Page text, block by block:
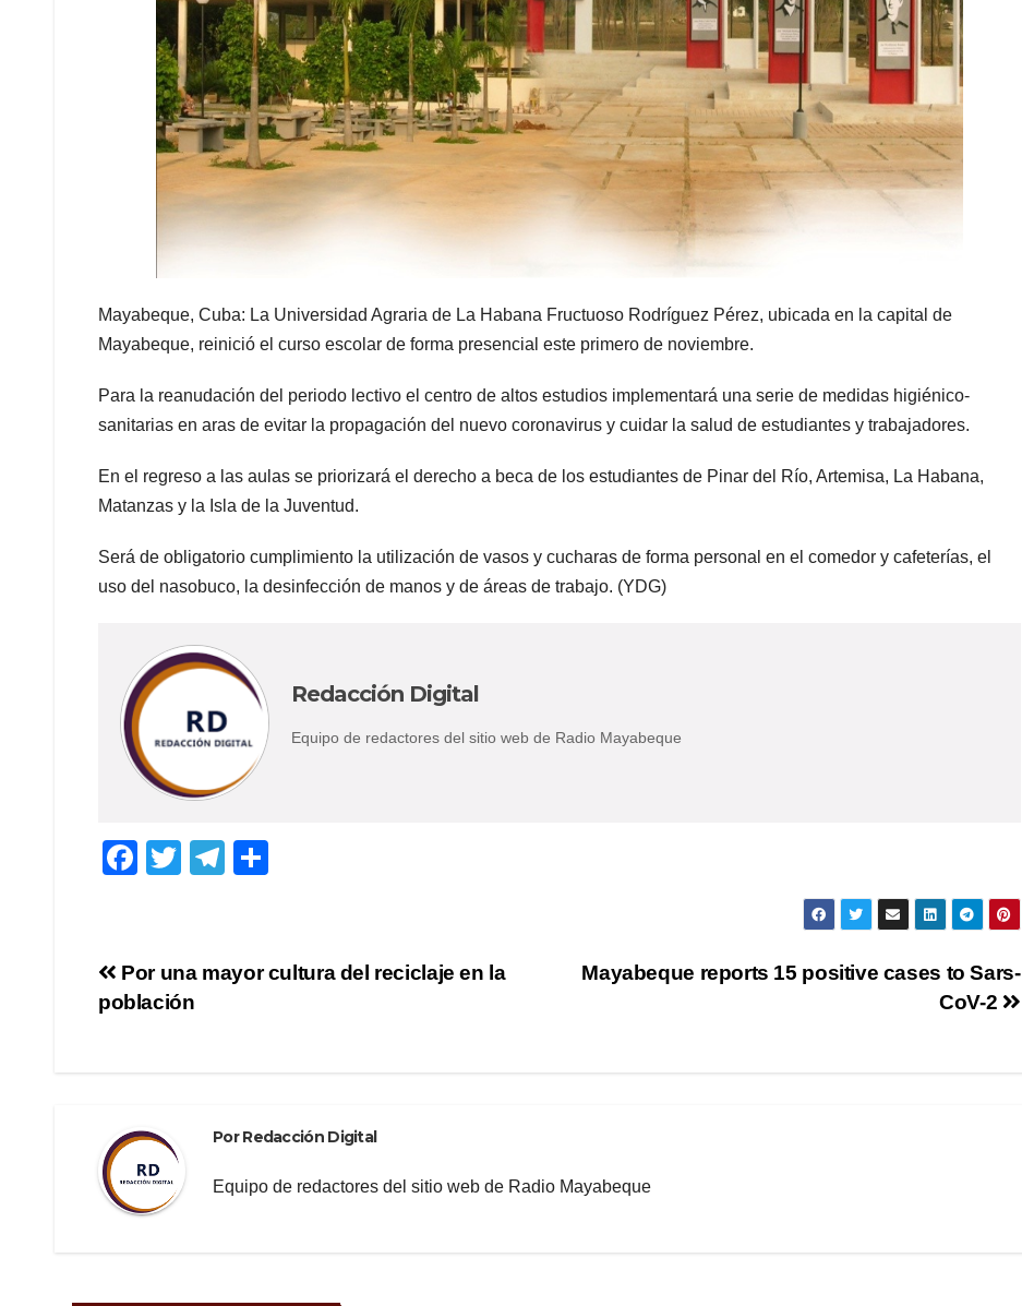
Mayabeque, Cuba: La Universidad Agraria de La Habana Fructuoso Rodríguez Pérez, ubicada en la capital de
Mayabeque, reinició el curso escolar de forma presencial este primero de noviembre.
Para la reanudación del periodo lectivo el centro de altos estudios implementará una serie de medidas higiénico-
sanitarias en aras de evitar la propagación del nuevo coronavirus y cuidar la salud de estudiantes y trabajadores.
En el regreso a las aulas se priorizará el derecho a beca de los estudiantes de Pinar del Río, Artemisa, La Habana,
Matanzas y la Isla de la Juventud.
Será de obligatorio cumplimiento la utilización de vasos y cucharas de forma personal en el comedor y cafeterías, el
uso del nasobuco, la desinfección de manos y de áreas de trabajo. (YDG)
Redacción Digital
Equipo de redactores del sitio web de Radio Mayabeque
F
e
b
T
er
T
gr
a
p
Navegación
de
Mayabeque reports 15 positive cases to Sars-
CoV-2
Por una mayor cultura del reciclaje en la
población
PorRedacción Digital
Equipo de redactores del sitio web de Radio Mayabeque